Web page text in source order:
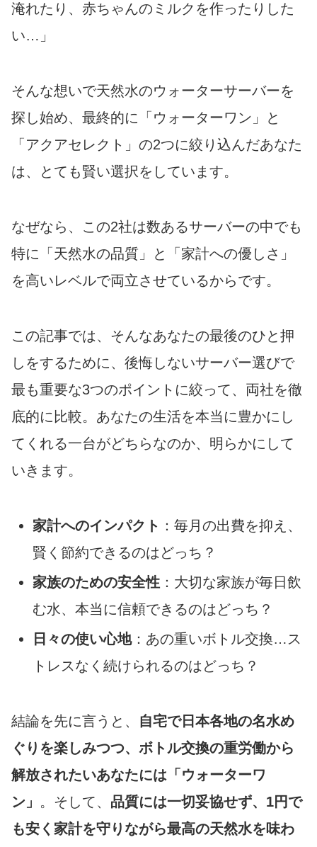
淹れたり、赤ちゃんのミルクを作ったりした
い…」
そんな想いで天然水のウォーターサーバーを
探し始め、最終的に「ウォーターワン」と
「アクアセレクト」の2つに絞り込んだあなた
は、とても賢い選択をしています。
なぜなら、この2社は数あるサーバーの中でも
特に「天然水の品質」と「家計への優しさ」
を高いレベルで両立させているからです。
この記事では、そんなあなたの最後のひと押
しをするために、後悔しないサーバー選びで
最も重要な3つのポイントに絞って、両社を徹
底的に比較。あなたの生活を本当に豊かにし
てくれる一台がどちらなのか、明らかにして
いきます。
家計へのインパクト ：毎月の出費を抑え、
賢く節約できるのはどっち？
家族のための安全性 ：大切な家族が毎日飲
む水、本当に信頼できるのはどっち？
日々の使い心地：あの重いボトル交換…ス
トレスなく続けられるのはどっち？
結論を先に言うと、 自宅で日本各地の名水め
ぐりを楽しみつつ、ボトル交換の重労働から
解放されたいあなたには「ウォーターワ
ン」 。そして、 品質には一切妥協せず、1円で
も安く家計を守りながら最高の天然水を味わ